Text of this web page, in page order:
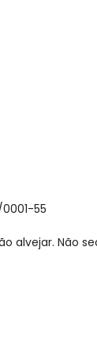
0001-55
alvejar. Não